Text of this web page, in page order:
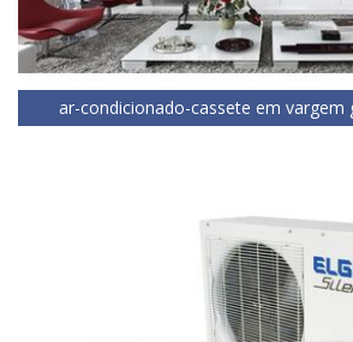
ar-condicionado-cassete em vargem